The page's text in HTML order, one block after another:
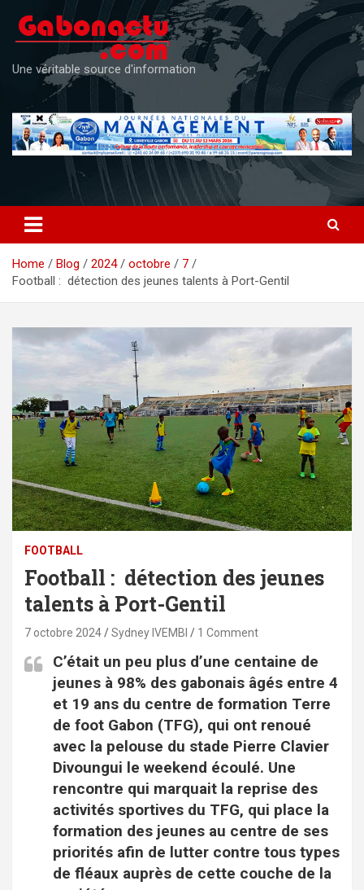
content
Une véritable source d'information
Home Blog 2024 octobre
7
Football : détection des jeunes talents à Port-Gentil
FOOTBALL
Football : détection des jeunes
talents à Port-Gentil
7 octobre 2024 Sydney IVEMBI 1 Comment
C’était un peu plus d’une centaine de
jeunes à 98% des gabonais âgés entre 4
et 19 ans du centre de formation Terre
de foot Gabon (TFG), qui ont renoué
avec la pelouse du stade Pierre Clavier
Divoungui le weekend écoulé. Une
rencontre qui marquait la reprise des
activités sportives du TFG, qui place la
formation des jeunes au centre de ses
priorités afin de lutter contre tous types
de fléaux auprès de cette couche de la